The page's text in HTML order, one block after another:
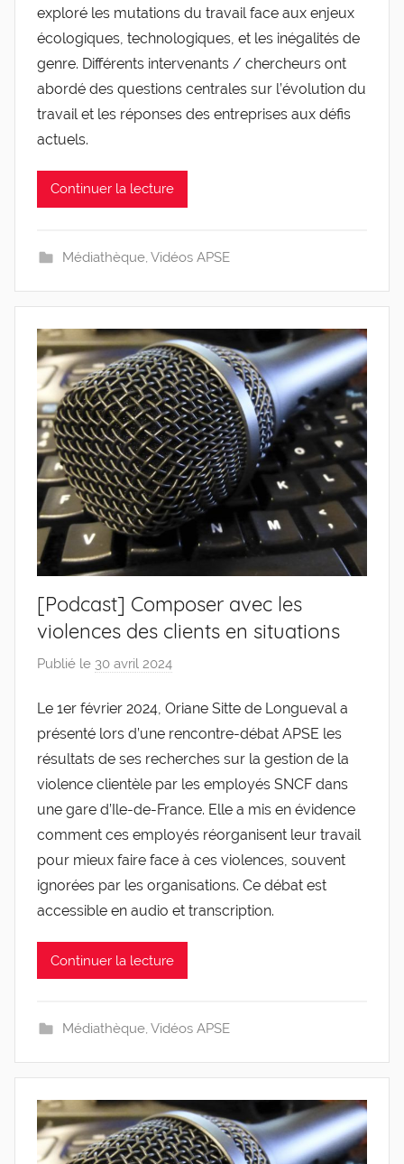
e
v
exploré les mutations du travail face aux enjeux
écologiques, technologiques, et les inégalités de
genre. Différents intervenants / chercheurs ont
abordé des questions centrales sur l’évolution du
travail et les réponses des entreprises aux défis
actuels.
Continuer la lecture
Médiathèque, Vidéos APSE
[Podcast] Composer avec les
violences des clients en situations
Publié le 30 avril 2024
r
g
l
e
v
i
Le 1er février 2024, Oriane Sitte de Longueval a
présenté lors d’une rencontre-débat APSE les
résultats de ses recherches sur la gestion de la
violence clientèle par les employés SNCF dans
une gare d’Ile-de-France. Elle a mis en évidence
comment ces employés réorganisent leur travail
pour mieux faire face à ces violences, souvent
ignorées par les organisations. Ce débat est
accessible en audio et transcription.
Continuer la lecture
Médiathèque, Vidéos APSE